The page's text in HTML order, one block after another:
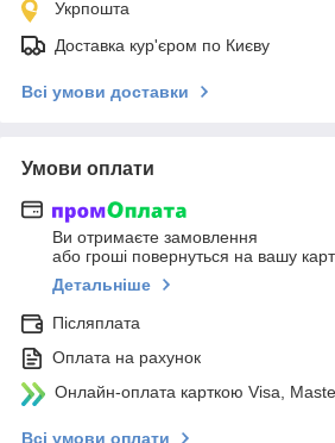
Укрпошта
Доставка кур'єром по Києву
Всі умови доставки
Умови оплати
Ви отримаєте замовлення
або гроші повернуться на вашу
Детальніше
Післяплата
Оплата на рахунок
Онлайн-оплата карткою Visa,
Всі умови оплати